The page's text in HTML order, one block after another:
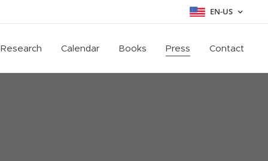
EN-US
Research Calendar Books Press Contact